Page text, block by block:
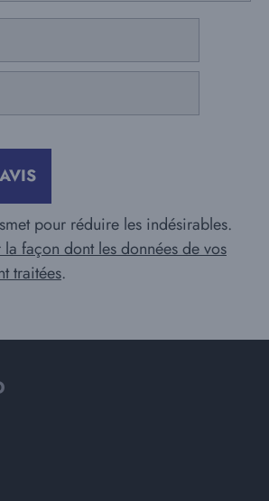
pour réduire les indésirables.
la façon dont les données de vos
traitées.